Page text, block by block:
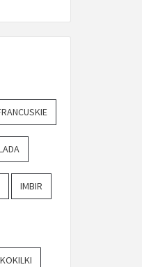
IMBIR
KOKILKI